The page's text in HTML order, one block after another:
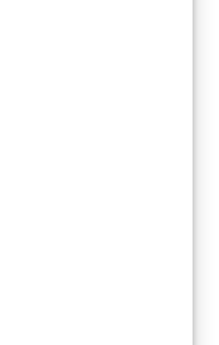
des polymères
d’adhérence
Conçu
absorbants
béton ou les
consolidant,
grès, verre et
sans